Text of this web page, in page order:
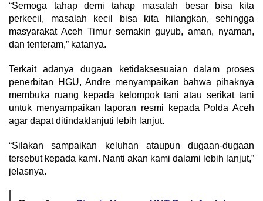
“Semoga tahap demi tahap masalah besar bisa kita
perkecil, masalah kecil bisa kita hilangkan, sehingga
masyarakat Aceh Timur semakin guyub, aman, nyaman,
dan tenteram,” katanya.
Terkait adanya dugaan ketidaksesuaian dalam proses
penerbitan HGU, Andre menyampaikan bahwa pihaknya
membuka ruang kepada kelompok tani atau serikat tani
untuk menyampaikan laporan resmi kepada Polda Aceh
agar dapat ditindaklanjuti lebih lanjut.
“Silakan sampaikan keluhan ataupun dugaan-dugaan
tersebut kepada kami. Nanti akan kami dalami lebih lanjut,”
jelasnya.